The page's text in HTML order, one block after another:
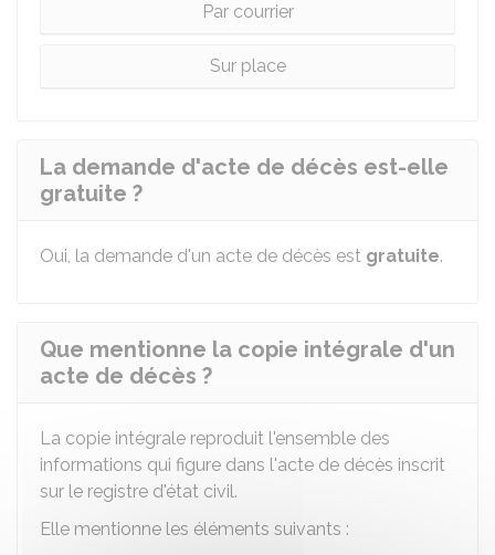
Par courrier
Sur place
La demande d'acte de décès est-elle
gratuite ?
Oui, la demande d'un acte de décès est gratuite.
Que mentionne la copie intégrale d'un
acte de décès ?
La copie intégrale reproduit l'ensemble des
informations qui figure dans l'acte de décès inscrit
sur le registre d'état civil.
Elle mentionne les éléments suivants :